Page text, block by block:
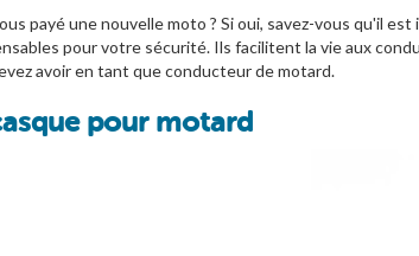
payé une nouvelle moto ? Si oui, savez-vous qu'il
pour votre sécurité. Ils facilitent la vie aux
avoir en tant que conducteur de motard.
pour motard